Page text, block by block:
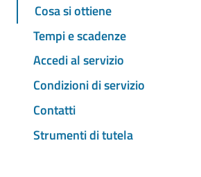
Cosa si ottiene
Tempi e scadenze
Accedi al servizio
Condizioni di servizio
Contatti
Strumenti di tutela